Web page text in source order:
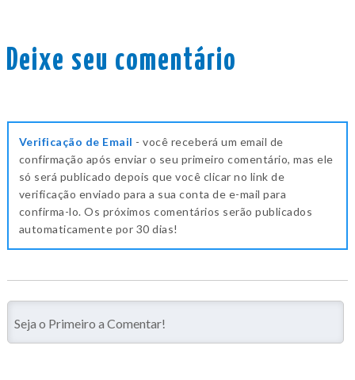
Deixe seu comentário
Verificação de Email - você receberá um email de
confirmação após enviar o seu primeiro comentário, mas ele
só será publicado depois que você clicar no link de
verificação enviado para a sua conta de e-mail para
confirma-lo. Os próximos comentários serão publicados
automaticamente por 30 dias!